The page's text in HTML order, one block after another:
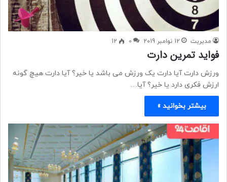
مدیریت 12 نوامبر 2019 0
12
فواید تمرین دارت
ورزش دارت آیا دارت یک ورزش می باشد یا خیر؟ آیا دارت هیچ گونه
ارزش فکری دارد یا خیر؟ آیا…
بیشتر بخوانید »